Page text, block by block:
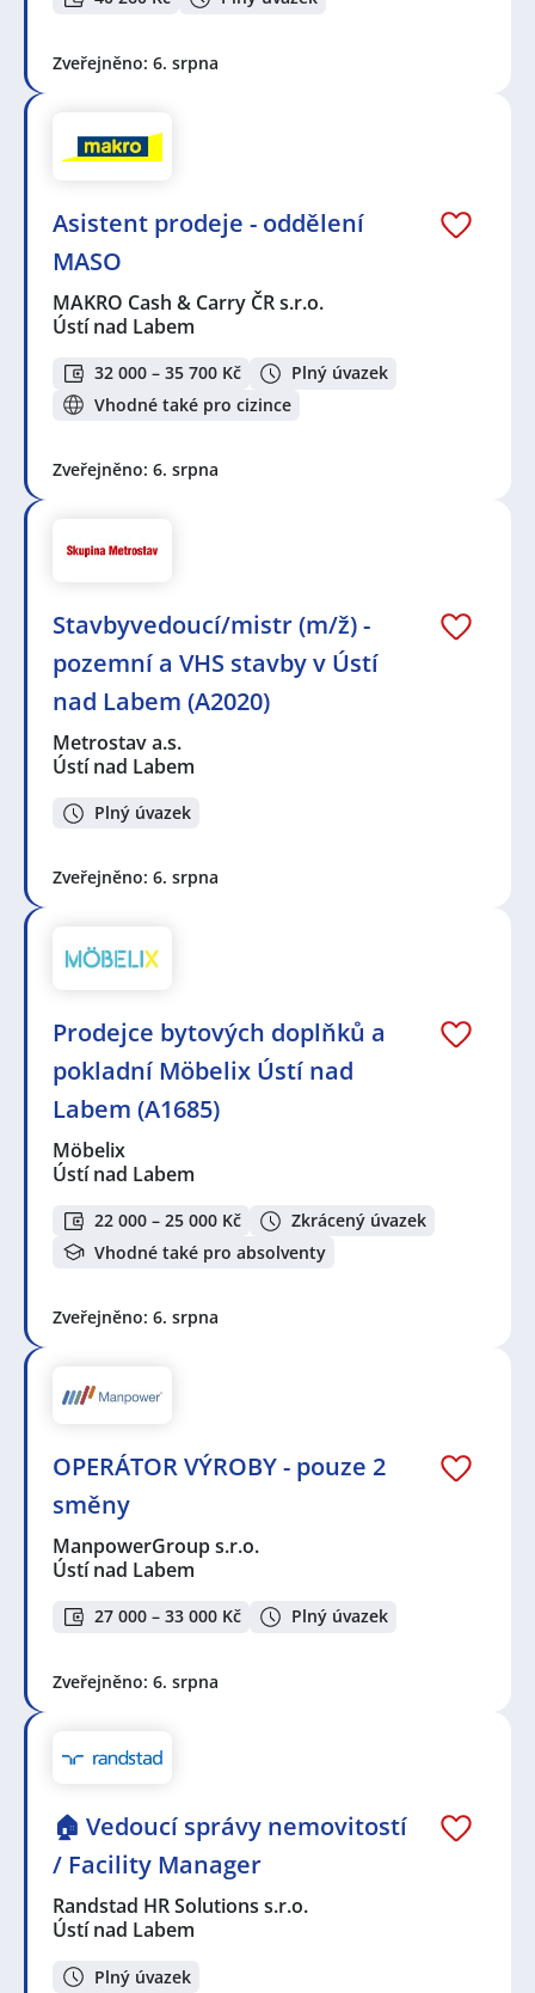
Zveřejněno: 6. srpna
Asistent prodeje - oddělení
MASO
MAKRO Cash & Carry ČR s.r.o.
Ústí nad Labem
32 000 – 35 700 Kč
Plný úvazek
Vhodné také pro cizince
Zveřejněno: 6. srpna
Stavbyvedoucí/mistr (m/ž) -
pozemní a VHS stavby v Ústí
nad Labem (A2020)
Metrostav a.s.
Ústí nad Labem
Plný úvazek
Zveřejněno: 6. srpna
Prodejce bytových doplňků a
pokladní Möbelix Ústí nad
Labem (A1685)
Möbelix
Ústí nad Labem
22 000 – 25 000 Kč
Zkrácený úvazek
Vhodné také pro absolventy
Zveřejněno: 6. srpna
OPERÁTOR VÝROBY - pouze 2
směny
ManpowerGroup s.r.o.
Ústí nad Labem
27 000 – 33 000 Kč Plný úvazek
Zveřejněno: 6. srpna
🏠 Vedoucí správy nemovitostí
/ Facility Manager
Randstad HR Solutions s.r.o.
Ústí nad Labem
Plný úvazek